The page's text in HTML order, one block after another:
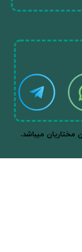
.تمامی حقوق مادی و معنوی وب سایت متعلق به دکتر ارغوان مختاریان میباشد